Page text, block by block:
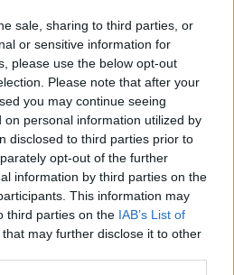
sale, sharing to third parties, or
or sensitive information for
please use the below opt-out
Please note that after your
you may continue seeing
on personal information utilized by
disclosed to third parties prior to
opt-out of the further
information by third parties on the
This information may
third parties on the IAB’s List of
that may further disclose it to other